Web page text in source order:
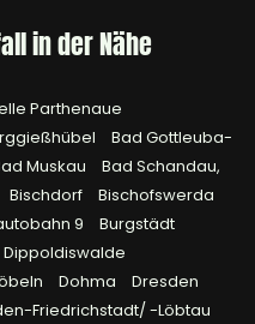
in der Nähe
Parthenaue
Bad Gottleuba-
Muskau
Bad Schandau,
Bischdorf
Bischofswerda
9
Burgstädt
Dippoldiswalde
Dohma
Dresden
Friedrichstadt/ -Löbtau